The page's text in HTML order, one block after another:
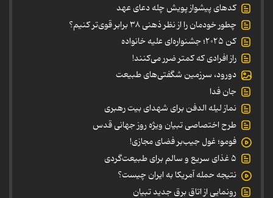
کدهای پیشواز پویش چله دعای عهد
چطور خودمان را از نظر ذهنی ۳۸ برابر قوی‌تر کنیم؟
کن ۲۰۲۵؛ جشنواره‌ای علیه خانواده
راز افرادی که کمتر ضرر می‌کنند!
دورود، سرزمین شگفتی‌های طبیعت
جان فدا
نماز لیله الدفن برای شهدای بیت رهبری
طرح اختصاصی تبیان ویژه روز جهانی قدس
فومو؛ غول جیب‌بر فضای مجازی!
۵ غذای سریع و سالم برای طبیعت‌گردی
نتیجه حمله آمریکا به ایران چیست؟
رونمایی از اتاق برق جدید تبیان